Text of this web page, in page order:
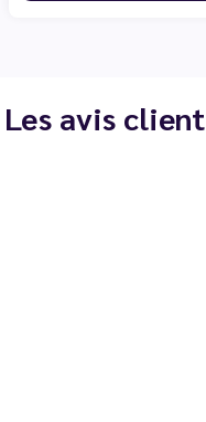
Les avis client